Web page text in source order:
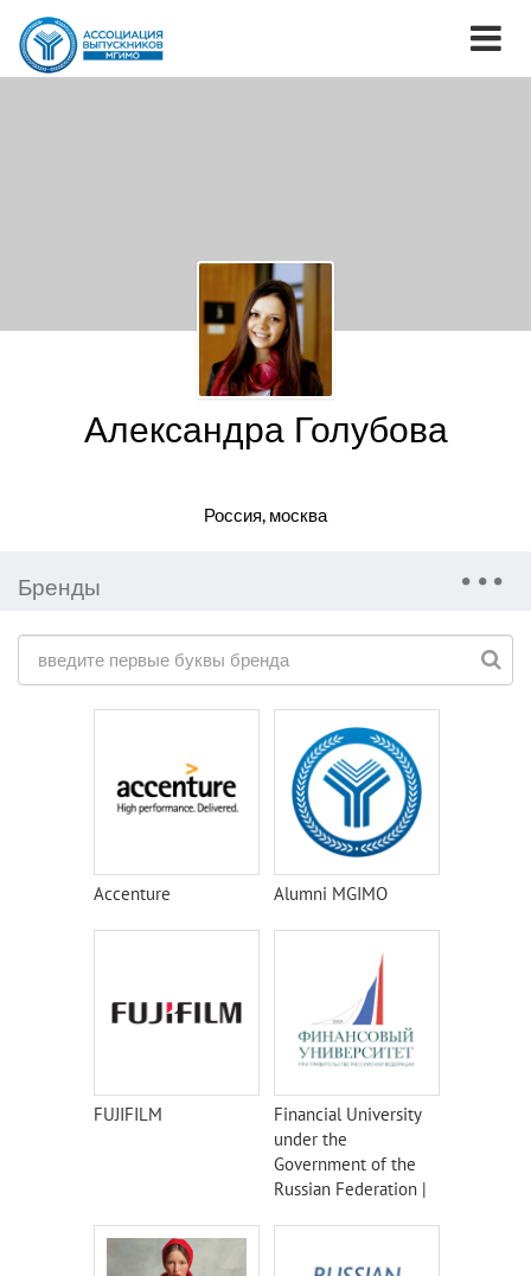
Александра Голубова
Россия, москва
Бренды
Accenture Alumni MGIMO
FUJIFILM
Financial University
under the
Government of the
Russian Federation |
правительстве